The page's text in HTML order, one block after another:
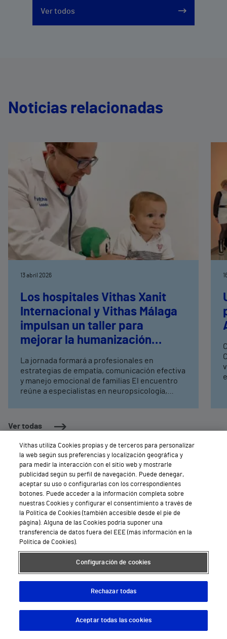
Ver todos
Noticias relacionadas
Ver todas
13 abril 2026
Los hospitales Vithas Xanit
Internacional y Vithas Málaga
impulsan un taller para
mejorar la humanización
La jornada formará a profesionales en
estrategias de empatía, comunicación efectiva
y manejo emocional de familias El encuentro
reúne a especialistas en neuropsicología,
Descargar App
Vithas utiliza Cookies propias y de terceros para personalizar
la web según sus preferencias y localización geográfica y
para medir la interacción con el sitio web y mostrarle
publicidad según su perfil de navegación. Puede denegar,
aceptar su uso o configurarlas con los correspondientes
botones. Puede acceder a la información completa sobre
nuestras Cookies y configurar el consentimiento a través de
la Política de Cookies (también accesible desde el pie de
página). Alguna de las Cookies podría suponer una
transferencia de datos fuera del EEE (más información en la
Política de Cookies).
Configuración de cookies
Rechazar todas
Aceptar todas las cookies